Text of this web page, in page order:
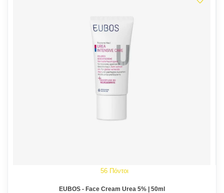
56 Πόντοι
EUBOS - Face Cream Urea 5% | 50ml